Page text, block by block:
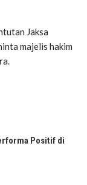
Jaksa
majelis hakim
Positif di